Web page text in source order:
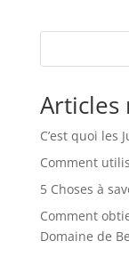
Articles
C’est quoi les
Comment
5 Choses à
Comment
Domaine de